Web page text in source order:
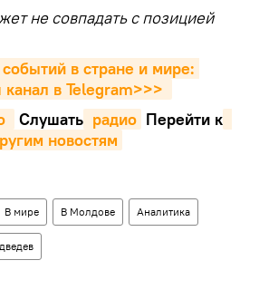
не совпадать с позицией
событий в стране и мире:
в Telegram>>>
Cлушать радио Перейти к
новостям
В мире В Молдове Аналитика